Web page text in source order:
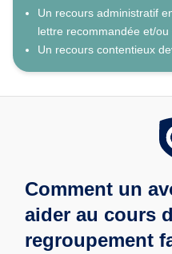
Un recours administratif
lettre recommandée et/ou
Un recours contentieux
Comment un
aider au cours
regroupement